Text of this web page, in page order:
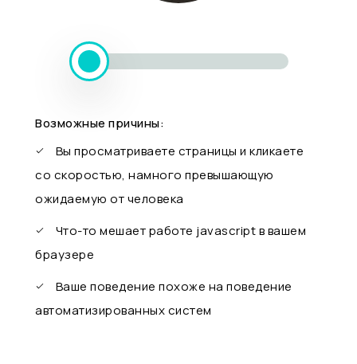
Возможные причины:
Вы просматриваете страницы и кликаете
со скоростью, намного превышающую
ожидаемую от человека
Что-то мешает работе javascript в вашем
браузере
Ваше поведение похоже на поведение
автоматизированных систем